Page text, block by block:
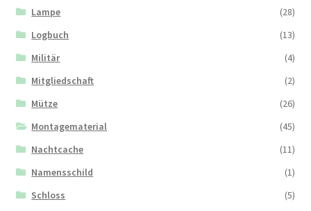
Lampe
(28)
Logbuch
(13)
Militär
(4)
Mitgliedschaft
(2)
Mütze
(26)
Montagematerial
(45)
Nachtcache
(11)
Namensschild
(1)
Schloss
(5)